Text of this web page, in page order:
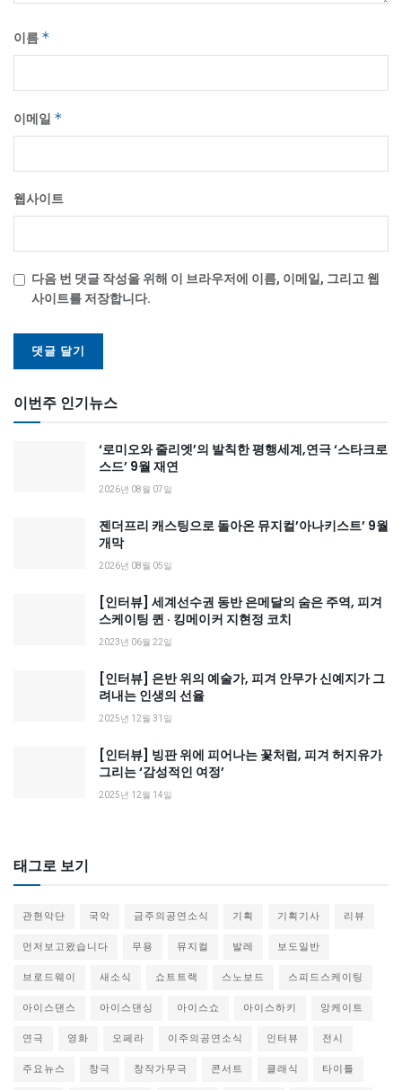
이름 *
이메일 *
웹사이트
다음 번 댓글 작성을 위해 이 브라우저에 이름, 이메일, 그리고 웹
사이트를 저장합니다.
이번주 인기뉴스
‘로미오와 줄리엣’의 발칙한 평행세계,연극 ‘스타크로
스드’ 9월 재연
2026년 08월 07일
젠더프리 캐스팅으로 돌아온 뮤지컬’아나키스트’ 9월
개막
2026년 08월 05일
[인터뷰] 세계선수권 동반 은메달의 숨은 주역, 피겨
스케이팅 퀸 · 킹메이커 지현정 코치
2023년 06월 22일
[인터뷰] 은반 위의 예술가, 피겨 안무가 신예지가 그
려내는 인생의 선율
2025년 12월 31일
[인터뷰] 빙판 위에 피어나는 꽃처럼, 피겨 허지유가
그리는 ‘감성적인 여정’
2025년 12월 14일
태그로 보기
관현악단 국악 금주의공연소식 기획 기획기사
리뷰
먼저보고왔습니다
무용 뮤지컬 발레
보도일반
브로드웨이
새소식 쇼트트랙 스노보드
스피드스케이팅
아이스댄스
아이스댄싱 아이스쇼 아이스하키
앙케이트
연극
영화 오페라 이주의공연소식 인터뷰
전시
주요뉴스
창극 창작가무극 콘서트 클래식
타이틀